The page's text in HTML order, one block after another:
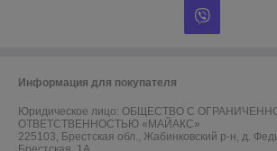
Информация для покупателя
Юридическое лицо: ОБЩЕСТВО С
ОТВЕТСТВЕННОСТЬЮ «МАЙАКС»
225103, Брестская обл., Жабинковский р-н, д.